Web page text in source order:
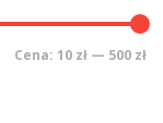
Cena: 10 zł — 500 zł